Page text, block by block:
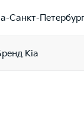
Санкт-
Kia